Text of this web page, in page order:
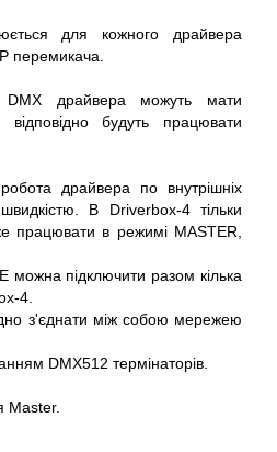
для кожного драйвера
перемикача.
драйвера можуть мати
будуть працювати
драйвера по внутрішніх
В Driverbox-4 тільки
працювати в режимі MASTER,
можна підключити разом кілька
4.
з'єднати між собою мережею
DMX512 термінаторів.
Master.